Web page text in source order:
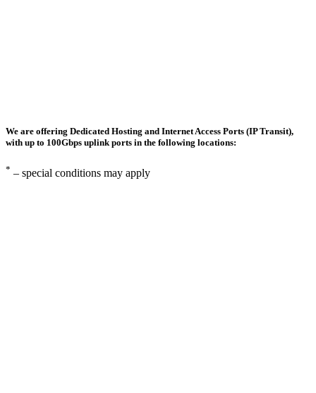
We are offering Dedicated Hosting and Internet Access Ports (IP Transit),
with up to 100Gbps uplink ports in the following locations:
* – special conditions may apply